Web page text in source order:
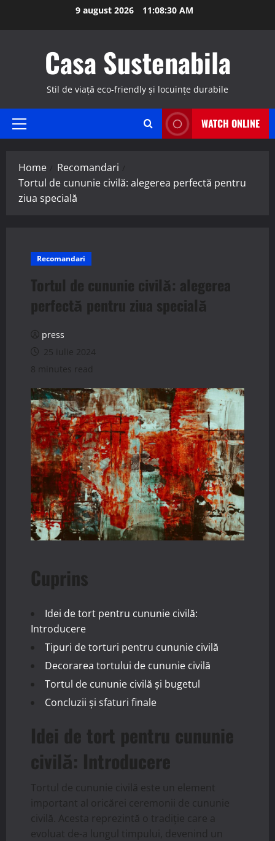
9 august 2026 11:08:31 AM
Casa Sustenabila
Stil de viață eco-friendly și locuințe durabile
Primary
WATCH ONLINE
Home
Recomandari
Tortul de cununie civilă: alegerea perfectă pentru
ziua specială
Recomandari
Tortul de cununie civilă: alegerea
perfectă pentru ziua specială
press
25 iulie 2024
8 minutes read
Cuprins
Idei de tort pentru cununie civilă:
Introducere
Tipuri de torturi pentru cununie civilă
Decorarea tortului de cununie civilă
Tortul de cununie civilă și bugetul
Concluzii și sfaturi finale
Idei de tort pentru cununie
civilă: Introducere
Tortul de cununie civilă este un element
important al oricărei ceremonii de cununie
civilă. Acesta reprezintă o tradiție care a
evoluat de-a lungul timpului, devenind un